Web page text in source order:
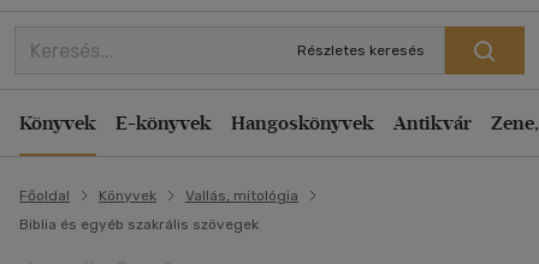
Részletes keresés
Könyvek E-könyvek Hangoskönyvek Antikvár
Főoldal Könyvek
Vallás, mitológia
Biblia és egyéb szakrális szövegek